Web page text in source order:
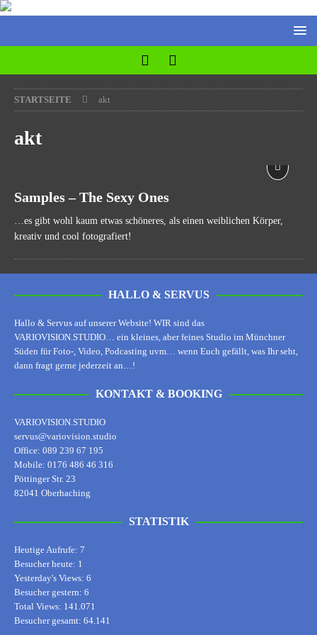
STARTSEITE akt
akt
Samples – The Sexy Ones
…es gibt wohl kaum etwas schöneres, als einen weiblichen Körper,
kreativ und cool fotografiert!
HALLO & SERVUS
Hallo & Servus auf unserer Website! WIR sind das
VARIOVISION.STUDIO… ein kleines, aber feines Studio im Münchner
Süden für Foto-, Video, Podcasting uvm… wenn Euch gefällt, was Ihr seht,
dann fragt gerne jederzeit an…!
KONTAKT & BOOKING
VARIOVISION.STUDIO
servus@variovision.studio
Office: 089 239 67 195
Mobile: 0176 486 46 316
Pöttinger Str. 23
82041 Oberhaching
STATISTIK
Heutige Aufrufe: 7
Besucher heute: 1
Yesterday's Views: 6
Besucher gestern: 6
Total Views: 141.071
Besucher gesamt: 64.141